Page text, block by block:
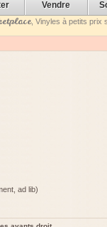
Vendre
, Vinyles à petits prix
ad lib)